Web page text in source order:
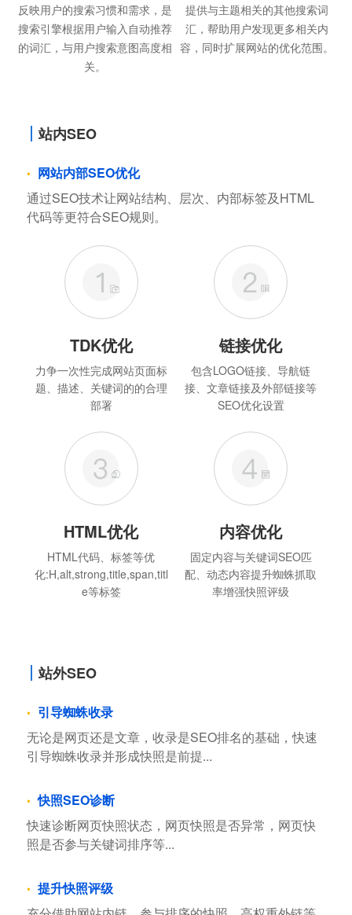
反映用户的搜索习惯和需求，是
搜索引擎根据用户输入自动推荐
的词汇，与用户搜索意图高度相
关。
提供与主题相关的其他搜索词
汇，帮助用户发现更多相关内
容，同时扩展网站的优化范围。
站内SEO
网站内部SEO优化
通过SEO技术让网站结构、层次、内部标签及HTML
代码等更符合SEO规则。
TDK优化
力争一次性完成网站页面标
题、描述、关键词的的合理
部署
链接优化
包含LOGO链接、导航链
接、文章链接及外部链接等
SEO优化设置
HTML优化
HTML代码、标签等优
化:H,alt,strong,title,span,titl
e等标签
内容优化
固定内容与关键词SEO匹
配、动态内容提升蜘蛛抓取
率增强快照评级
站外SEO
引导蜘蛛收录
无论是网页还是文章，收录是SEO排名的基础，快速
引导蜘蛛收录并形成快照是前提...
快照SEO诊断
快速诊断网页快照状态，网页快照是否异常，网页快
照是否参与关键词排序等...
提升快照评级